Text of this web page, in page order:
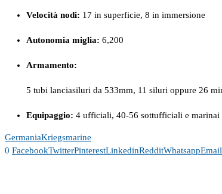
Velocità nodi: 17 in superficie, 8 in immersione
Autonomia miglia: 6,200
Armamento:
5 tubi lanciasiluri da 533mm, 11 siluri oppure 26
Equipaggio: 4 ufficiali, 40-56 sottufficiali e marinai
GermaniaKriegsmarine
0 FacebookTwitterPinterestLinkedinRedditWhatsappEmail